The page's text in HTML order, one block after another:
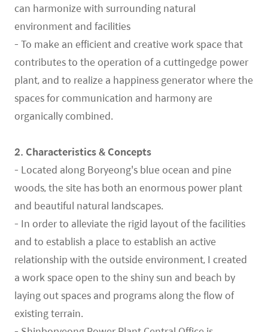
can harmonize with surrounding natural
environment and facilities
- To make an efficient and creative work space that
contributes to the operation of a cuttingedge power
plant, and to realize a happiness generator where the
spaces for communication and harmony are
organically combined.
2. Characteristics & Concepts
- Located along Boryeong's blue ocean and pine
woods, the site has both an enormous power plant
and beautiful natural landscapes.
- In order to alleviate the rigid layout of the facilities
and to establish a place to establish an active
relationship with the outside environment, I created
a work space open to the shiny sun and beach by
laying out spaces and programs along the flow of
existing terrain.